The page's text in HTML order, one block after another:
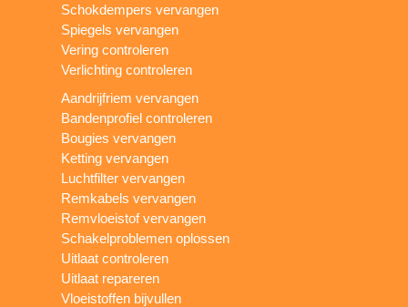
Schokdempers vervangen
Spiegels vervangen
Vering controleren
Verlichting controleren
Aandrijfriem vervangen
Bandenprofiel controleren
Bougies vervangen
Ketting vervangen
Luchtfilter vervangen
Remkabels vervangen
Remvloeistof vervangen
Schakelproblemen oplossen
Uitlaat controleren
Uitlaat repareren
Vloeistoffen bijvullen